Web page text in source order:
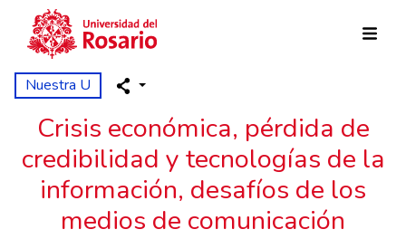
Skip to main content
Nuestra U
Crisis económica, pérdida de
credibilidad y tecnologías de la
información, desafíos de los
medios de comunicación